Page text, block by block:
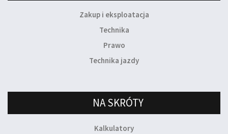
Zakup i eksploatacja
Technika
Prawo
Technika jazdy
NA SKRÓTY
Kalkulatory